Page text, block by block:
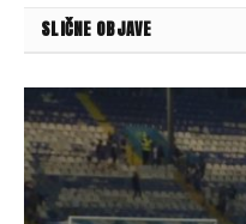
SLIČNE OBJAVE